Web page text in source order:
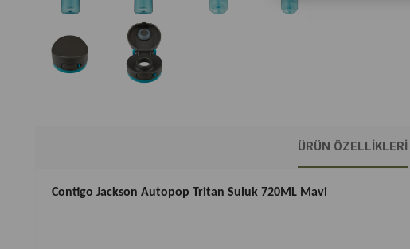
ÜRÜN ÖZELLIKLERI
Contigo Jackson Autopop Tritan Suluk 720ML Mavi